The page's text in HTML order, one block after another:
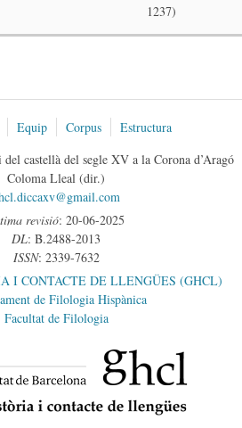
1237)
Equip Corpus
Estructura
castellà del segle XV a la Corona d’Aragó
Coloma Lleal (dir.)
revisió: 20-06-2025
DL: B.2488-2013
ISSN: 2339-7632
I CONTACTE DE LLENGÜES (GHCL)
de Filologia Hispànica
Facultat de Filologia